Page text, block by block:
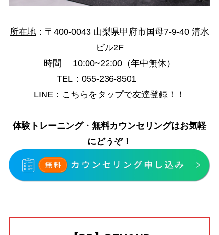
所在地 ： 〒400-0043 山梨県甲府市国母7-9-40 清水
ビル2F
時間 ： 10:00~22:00（年中無休）
TEL：055-236-8501
LINE ： こちらをタップで友達登録！！
体験トレーニング・無料カウンセリングはお気軽
にどうぞ！